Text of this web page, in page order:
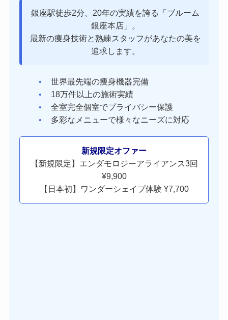
銀座駅徒歩2分、20年の実績を誇る「ブルーム
銀座本店」。
最新の痩身技術と熟練スタッフがあなたの美を
追求します。
世界最先端の痩身機器完備
18万件以上の施術実績
全室完全個室でプライバシー保護
多彩なメニューで様々なニーズに対応
新規限定オファー
【新規限定】エンダモロジーアライアンス3回
¥9,900
【日本初】ワンダーシェイプ体験 ¥7,700